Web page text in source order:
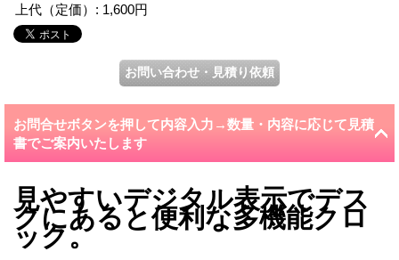
上代（定価） : 1,600円
お問合せボタンを押して内容入力→数量・内容に応じて見積
書でご案内いたします
見やすいデジタル表示でデス
クにあると便利な多機能クロ
ック。